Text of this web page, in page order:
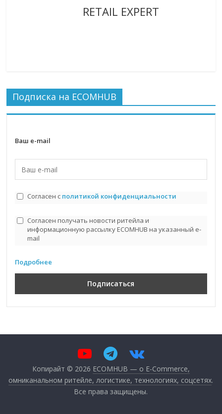
RETAIL EXPERT
Подписка на ECOMHUB
Ваш e-mail
Согласен с политикой конфиденциальности
Согласен получать новости ритейла и
информационную рассылку ECOMHUB на указанный e-
mail
Подробнее
Копирайт © 2026 ECOMHUB — о E-Commerce,
омниканальном ритейле, логистике, технологиях, соцсетях.
Все права защищены.